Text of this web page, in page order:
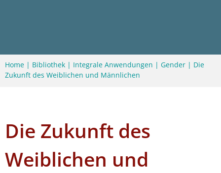
Home | Bibliothek | Integrale Anwendungen | Gender | Die
Zukunft des Weiblichen und Männlichen
Die Zukunft des
Weiblichen und